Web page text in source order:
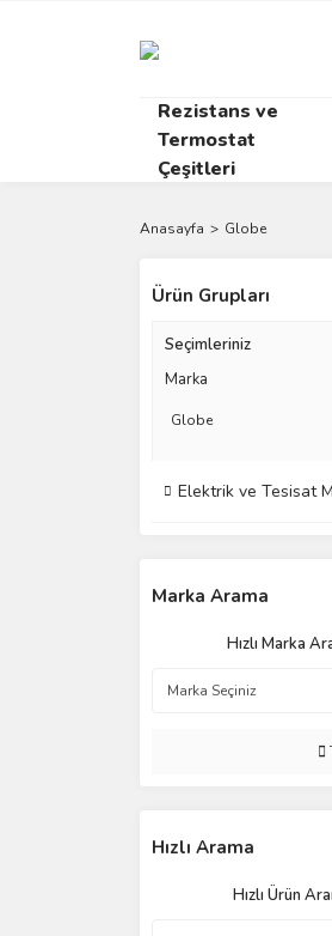
Rezistans ve
Termostat
Çeşitleri
Anasayfa Globe
Ürün Grupları
Seçimleriniz
Marka
Globe
Elektrik ve Tesisat
Marka Arama
Hızlı Marka
Hızlı Arama
Hızlı Ürün